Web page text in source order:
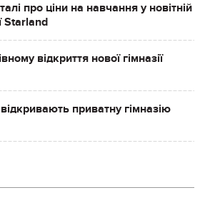
про ціни на навчання у новітній
Starland
відкриття нової гімназії
приватну гімназію